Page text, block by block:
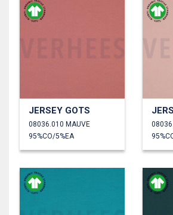
JERSEY GOTS
08036.010 MAUVE
95%CO/5%EA